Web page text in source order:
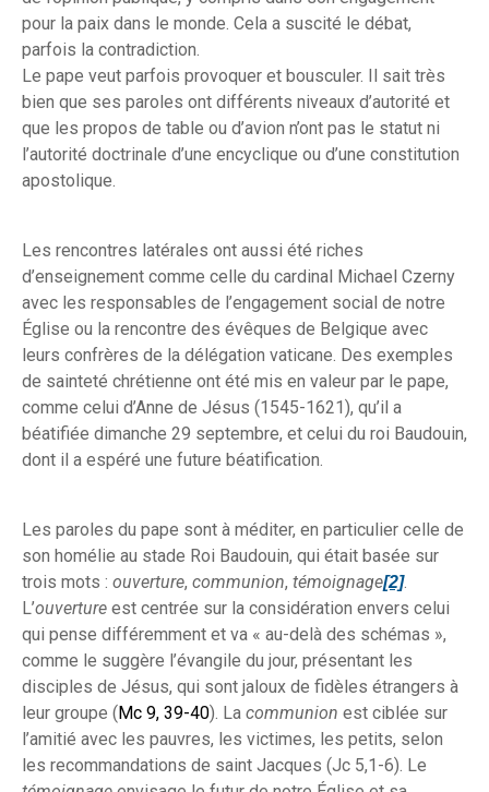
pour la paix dans le monde. Cela a suscité le débat,
parfois la contradiction.
Le pape veut parfois provoquer et bousculer. Il sait très
bien que ses paroles ont différents niveaux d’autorité et
que les propos de table ou d’avion n’ont pas le statut ni
l’autorité doctrinale d’une encyclique ou d’une constitution
apostolique.
Les rencontres latérales ont aussi été riches
d’enseignement comme celle du cardinal Michael Czerny
avec les responsables de l’engagement social de notre
Église ou la rencontre des évêques de Belgique avec
leurs confrères de la délégation vaticane. Des exemples
de sainteté chrétienne ont été mis en valeur par le pape,
comme celui d’Anne de Jésus (1545-1621), qu’il a
béatifiée dimanche 29 septembre, et celui du roi Baudouin,
dont il a espéré une future béatification.
Les paroles du pape sont à méditer, en particulier celle de
son homélie au stade Roi Baudouin, qui était basée sur
trois mots : ouverture, communion, témoignage[2].
L’ouverture est centrée sur la considération envers celui
qui pense différemment et va « au-delà des schémas »,
comme le suggère l’évangile du jour, présentant les
disciples de Jésus, qui sont jaloux de fidèles étrangers à
leur groupe (Mc 9, 39-40). La communion est ciblée sur
l’amitié avec les pauvres, les victimes, les petits, selon
les recommandations de saint Jacques (Jc 5,1-6). Le